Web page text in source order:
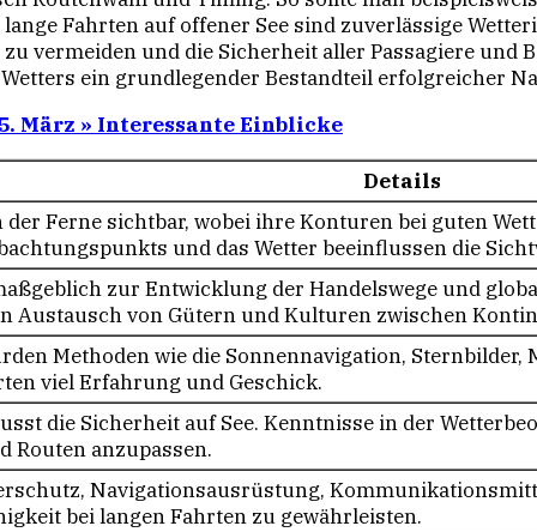
Fahrten auf offener See sind zuverlässige
vermeiden und die Sicherheit aller Passagiere und
ein grundlegender Bestandteil erfolgreicher
März » Interessante Einblicke
Details
der Ferne sichtbar, wobei ihre Konturen bei guten
und das Wetter beeinflussen die
zur Entwicklung der Handelswege und
Austausch von Gütern und Kulturen zwischen
Methoden wie die Sonnennavigation,
viel Erfahrung und Geschick.
die Sicherheit auf See. Kenntnisse in der
Routen anzupassen.
Navigationsausrüstung,
bei langen Fahrten zu gewährleisten.